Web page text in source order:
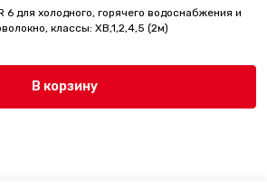
6 для холодного, горячего водоснабжения и
классы: ХВ,1,2,4,5 (2м)
В корзину